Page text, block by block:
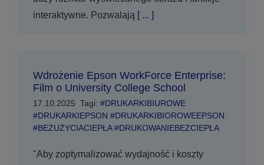
interaktywne. Pozwalają [ ... ]
Wdrożenie Epson WorkForce Enterprise:
Film o University College School
17.10.2025 Tagi: #DRUKARKIBIUROWE
#DRUKARKIEPSON #DRUKARKIBIOROWEEPSON
#BEZUŻYCIACIEPŁA #DRUKOWANIEBEZCIEPŁA
"Aby zoptymalizować wydajność i koszty